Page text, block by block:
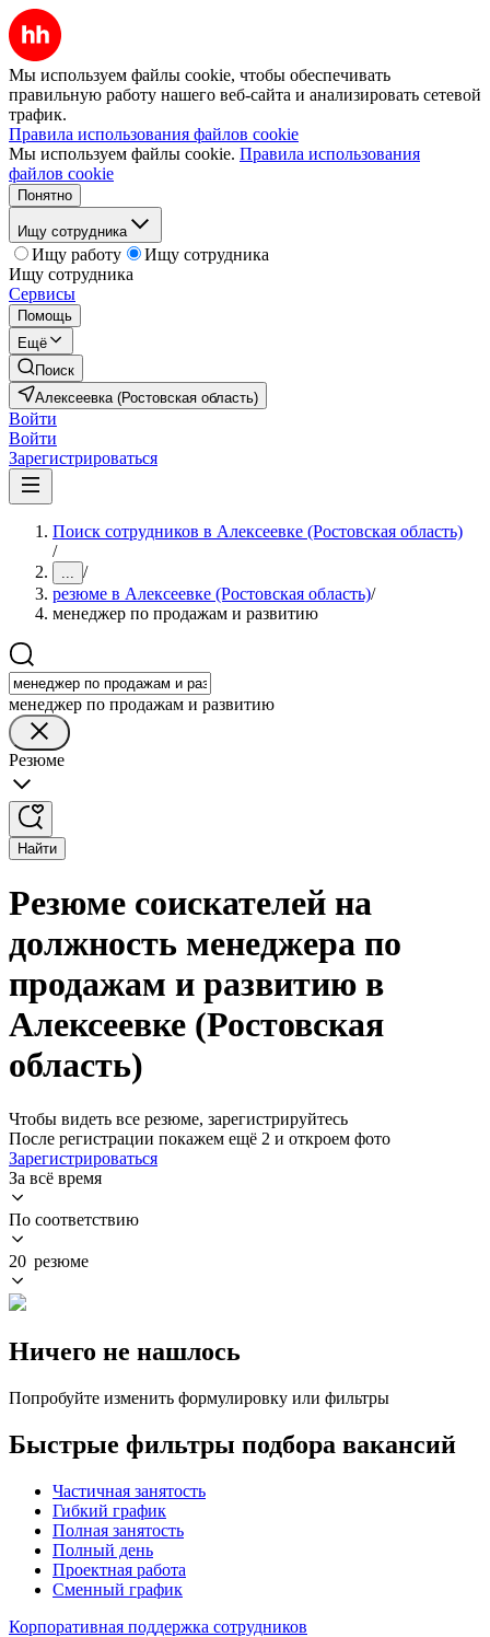
Мы используем файлы cookie, чтобы обеспечивать
правильную работу нашего веб-сайта и анализировать сетевой
трафик.
Правила использования файлов cookie
Мы используем файлы cookie. Правила использования
файлов cookie
Понятно
Ищу сотрудника
Ищу работу
Ищу сотрудника
Ищу сотрудника
Сервисы
Помощь
Ещё
Поиск
Алексеевка (Ростовская область)
Войти
Войти
Зарегистрироваться
Поиск сотрудников в Алексеевке (Ростовская область)
/
... /
резюме в Алексеевке (Ростовская область)/
менеджер по продажам и развитию
менеджер по продажам и развитию
Резюме
Найти
Резюме соискателей на
должность менеджера по
продажам и развитию в
Алексеевке (Ростовская
область)
Чтобы видеть все резюме, зарегистрируйтесь
После регистрации покажем ещё 2 и откроем фото
Зарегистрироваться
За всё время
По соответствию
20 резюме
Ничего не нашлось
Попробуйте изменить формулировку или фильтры
Быстрые фильтры подбора вакансий
Частичная занятость
Гибкий график
Полная занятость
Полный день
Проектная работа
Сменный график
Корпоративная поддержка сотрудников